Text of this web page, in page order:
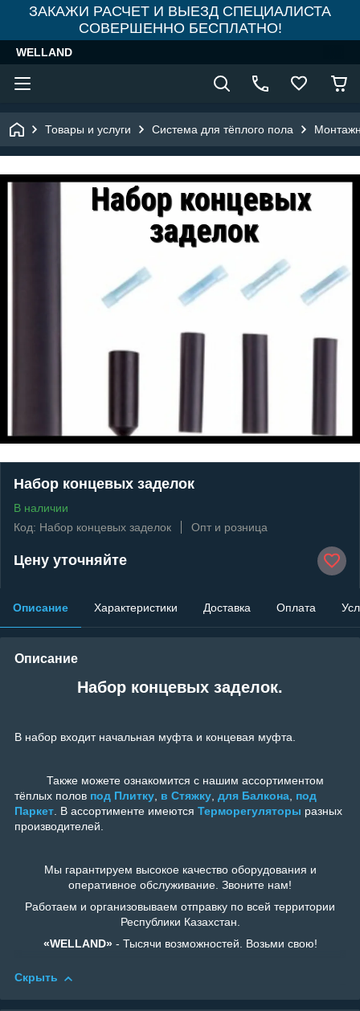
ЗАКАЖИ РАСЧЕТ И ВЫЕЗД СПЕЦИАЛИСТА
СОВЕРШЕННО БЕСПЛАТНО!
WELLAND
Товары и услуги Система для тёплого пола
Набор концевых заделок
В наличии
Код: Набор концевых заделок
Опт и розница
Цену уточняйте
Описание Характеристики Доставка Оплата
Описание
Набор концевых заделок.
В набор входит начальная муфта и концевая муфта.
Также можете ознакомится с нашим ассортиментом
тёплых полов под Плитку, в Стяжку, для Балкона, под
Паркет. В ассортименте имеются Терморегуляторы разных
производителей.
Мы гарантируем высокое качество оборудования и
оперативное обслуживание. Звоните нам!
Работаем и организовываем отправку по всей территории
Республики Казахстан.
«WELLAND»- Тысячи возможностей. Возьми свою!
Скрыть